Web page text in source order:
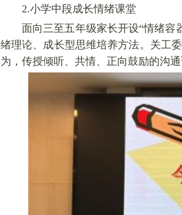
2.小学中段成长情绪课堂
面向三至五年级家长开设“情绪
绪理论、成长型思维培养方法。关工
为，传授倾听、共情、正向鼓励的沟